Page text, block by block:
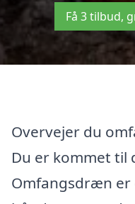
Få 3 tilbud,
Overvejer du
Du er kommet til
Omfangsdræn er